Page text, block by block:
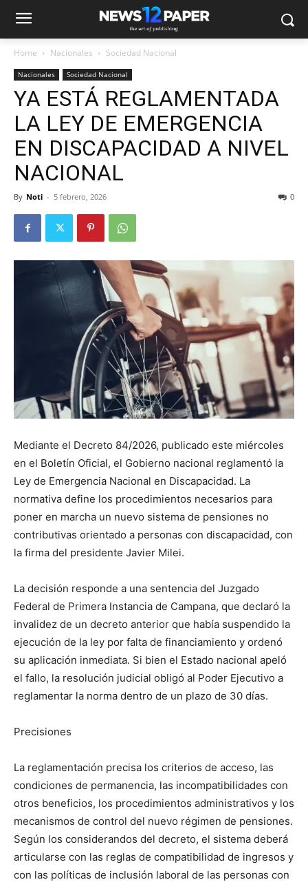
Home Nacionales Sociedad Nacional
Nacionales Sociedad Nacional
YA ESTÁ REGLAMENTADA
LA LEY DE EMERGENCIA
EN DISCAPACIDAD A NIVEL
NACIONAL
By Noti - 5 febrero, 2026 0
Mediante el Decreto 84/2026, publicado este miércoles
en el Boletín Oficial, el Gobierno nacional reglamentó la
Ley de Emergencia Nacional en Discapacidad. La
normativa define los procedimientos necesarios para
poner en marcha un nuevo sistema de pensiones no
contributivas orientado a personas con discapacidad, con
la firma del presidente Javier Milei.
La decisión responde a una sentencia del Juzgado
Federal de Primera Instancia de Campana, que declaró la
invalidez de un decreto anterior que había suspendido la
ejecución de la ley por falta de financiamiento y ordenó
su aplicación inmediata. Si bien el Estado nacional apeló
el fallo, la resolución judicial obligó al Poder Ejecutivo a
reglamentar la norma dentro de un plazo de 30 días.
Precisiones
La reglamentación precisa los criterios de acceso, las
condiciones de permanencia, las incompatibilidades con
otros beneficios, los procedimientos administrativos y los
mecanismos de control del nuevo régimen de pensiones.
Según los considerandos del decreto, el sistema deberá
articularse con las reglas de compatibilidad de ingresos y
con las políticas de inclusión laboral de las personas con